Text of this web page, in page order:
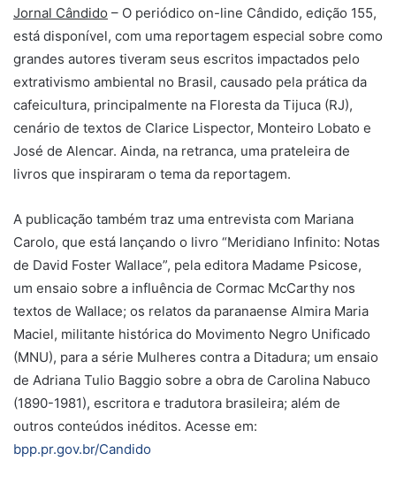
Jornal Cândido – O periódico on-line Cândido, edição 155,
está disponível, com uma reportagem especial sobre como
grandes autores tiveram seus escritos impactados pelo
extrativismo ambiental no Brasil, causado pela prática da
cafeicultura, principalmente na Floresta da Tijuca (RJ),
cenário de textos de Clarice Lispector, Monteiro Lobato e
José de Alencar. Ainda, na retranca, uma prateleira de
livros que inspiraram o tema da reportagem.
A publicação também traz uma entrevista com Mariana
Carolo, que está lançando o livro “Meridiano Infinito: Notas
de David Foster Wallace”, pela editora Madame Psicose,
um ensaio sobre a influência de Cormac McCarthy nos
textos de Wallace; os relatos da paranaense Almira Maria
Maciel, militante histórica do Movimento Negro Unificado
(MNU), para a série Mulheres contra a Ditadura; um ensaio
de Adriana Tulio Baggio sobre a obra de Carolina Nabuco
(1890-1981), escritora e tradutora brasileira; além de
outros conteúdos inéditos. Acesse em:
bpp.pr.gov.br/Candido